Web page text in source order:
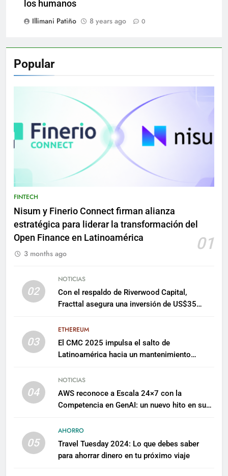
los humanos
Illimani Patiño
8 years ago 0
Popular
FINTECH
Nisum y Finerio Connect firman alianza
estratégica para liderar la transformación del
Open Finance en Latinoamérica
01
3 months ago
02
NOTICIAS
Con el respaldo de Riverwood Capital,
Fracttal asegura una inversión de US$35
03
ETHEREUM
El CMC 2025 impulsa el salto de
Latinoamérica hacia un mantenimiento
04
NOTICIAS
AWS reconoce a Escala 24×7 con la
Competencia en GenAI: un nuevo hito en su
05
AHORRO
Travel Tuesday 2024: Lo que debes saber
para ahorrar dinero en tu próximo viaje